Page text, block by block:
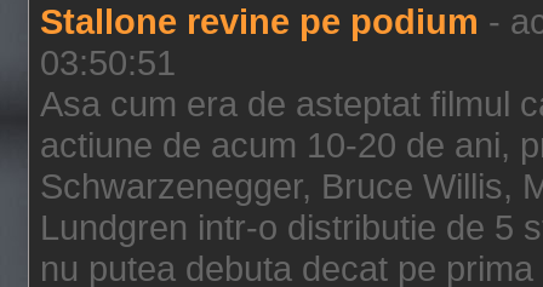
Stallone revine pe podium -
03:50:51
Asa cum era de asteptat filmul
actiune de acum 10-20 de ani,
Schwarzenegger, Bruce Willis,
Lundgren intr-o distributie de 5
nu putea debuta decat pe